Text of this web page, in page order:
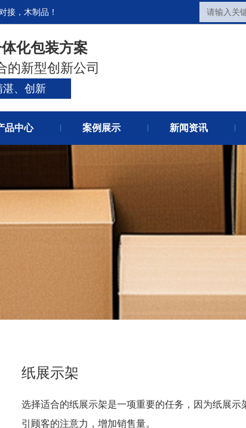
接，木制品！
化包装方案
的新型创新公司
湛、创新
品中心 案例展示 新闻资讯
纸展示架
选择适合的纸展示架是一项重要的任务，因为纸展
引顾客的注意力，增加销售量。